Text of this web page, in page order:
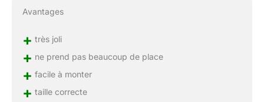
Avantages
+ très joli
+ ne prend pas beaucoup de place
+ facile à monter
+ taille correcte